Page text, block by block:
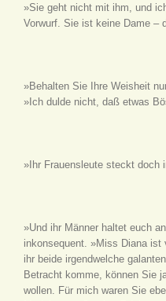
»Sie geht nicht mit ihm, und
Vorwurf. Sie ist keine Dame –
»Behalten Sie Ihre Weisheit
»Ich dulde nicht, daß etwas
»Ihr Frauensleute steckt doch
»Und ihr Männer haltet euch
inkonsequent. »Miss Diana
ihr beide irgendwelche
Betracht komme, können Sie
wollen. Für mich waren Sie